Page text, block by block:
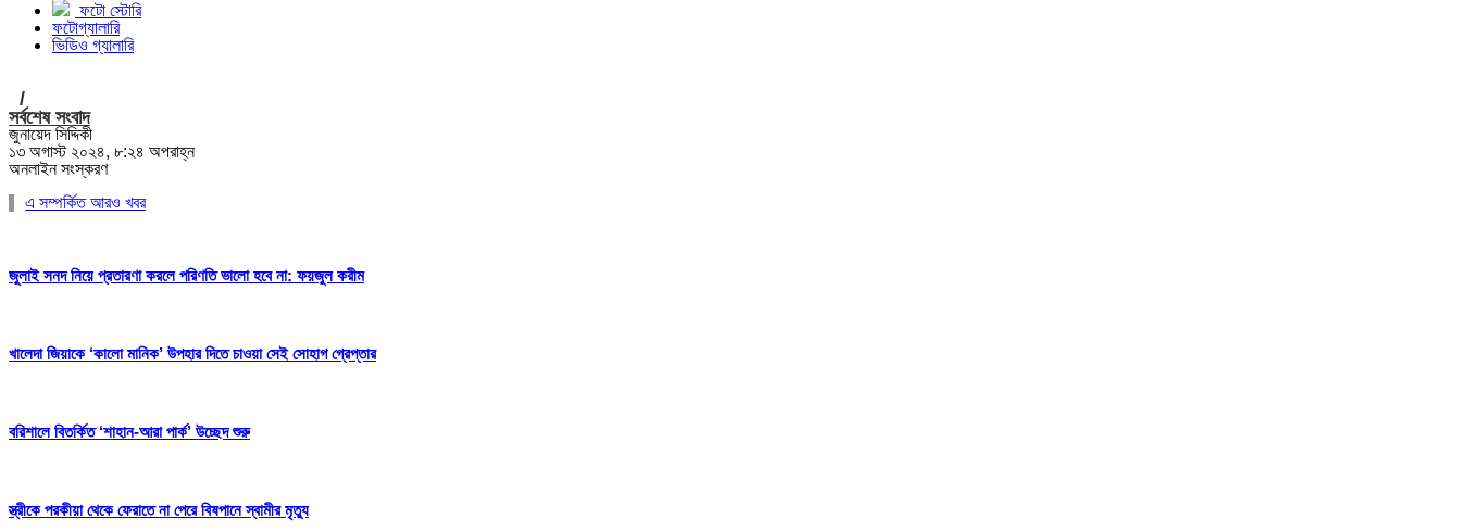
ফটো স্টোরি
ফটোগ্যালারি
ভিডিও গ্যালারি
/
সর্বশেষ সংবাদ
জুনায়েদ সিদ্দিকী
১৩ অগাস্ট ২০২৪, ৮:২৪ অপরাহ্ন
অনলাইন সংস্করণ
এ সম্পর্কিত আরও খবর
জুলাই সনদ নিয়ে প্রতারণা করলে পরিণতি ভালো হবে না: ফয়জুল করীম
খালেদা জিয়াকে ‘কালো মানিক’ উপহার দিতে চাওয়া সেই সোহাগ গ্রেপ্তার
বরিশালে বিতর্কিত ‘শাহান-আরা পার্ক’ উচ্ছেদ শুরু
স্ত্রীকে পরকীয়া থেকে ফেরাতে না পেরে বিষপানে স্বামীর মৃত্যু